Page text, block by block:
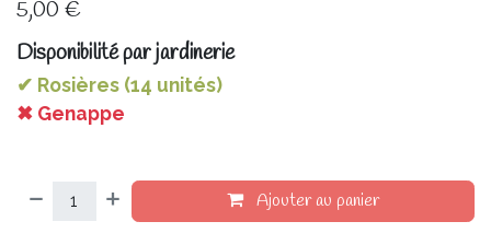
5,00 €
Disponibilité par jardinerie
✔ Rosières (14 unités)
✖ Genappe
Ajouter au panier